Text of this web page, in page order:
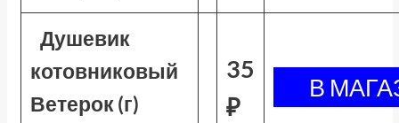
Душевик
котовниковый
Ветерок (г)
35
₽